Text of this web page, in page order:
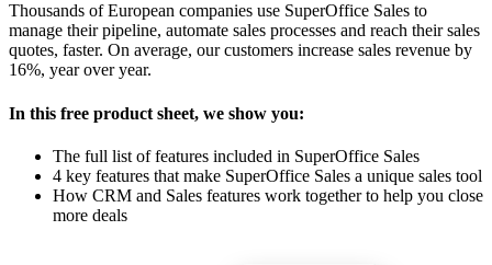
Thousands of European companies use SuperOffice Sales to
manage their pipeline, automate sales processes and reach their sales
quotes, faster. On average, our customers increase sales revenue by
16%, year over year.
In this free product sheet, we show you:
The full list of features included in SuperOffice Sales
4 key features that make SuperOffice Sales a unique sales tool
How CRM and Sales features work together to help you close
more deals